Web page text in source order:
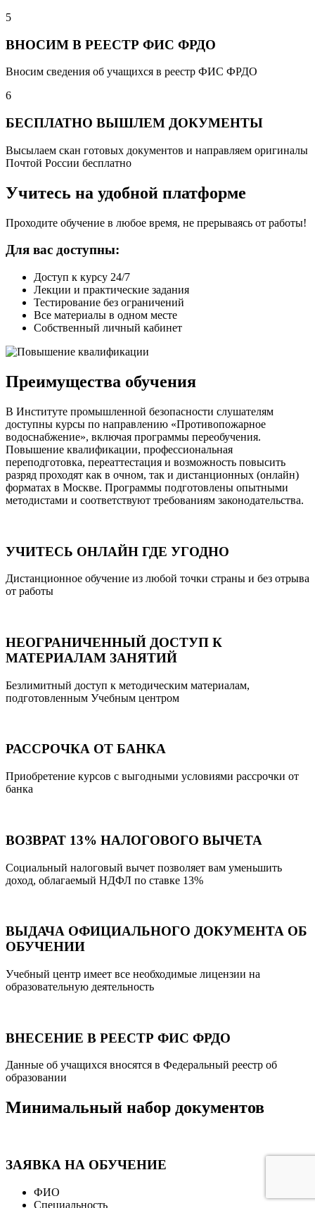
5
ВНОСИМ В РЕЕСТР ФИС ФРДО
Вносим сведения об учащихся в реестр ФИС ФРДО
6
БЕСПЛАТНО ВЫШЛЕМ ДОКУМЕНТЫ
Высылаем скан готовых документов и направляем оригиналы
Почтой России бесплатно
Учитесь на удобной платформе
Проходите обучение в любое время, не прерываясь от работы!
Для вас доступны:
Доступ к курсу 24/7
Лекции и практические задания
Тестирование без ограничений
Все материалы в одном месте
Собственный личный кабинет
Преимущества обучения
В Институте промышленной безопасности слушателям
доступны курсы по направлению «Противопожарное
водоснабжение», включая программы переобучения.
Повышение квалификации, профессиональная
переподготовка, переаттестация и возможность повысить
разряд проходят как в очном, так и дистанционных (онлайн)
форматах в Москве. Программы подготовлены опытными
методистами и соответствуют требованиям законодательства.
УЧИТЕСЬ ОНЛАЙН ГДЕ УГОДНО
Дистанционное обучение из любой точки страны и без отрыва
от работы
НЕОГРАНИЧЕННЫЙ ДОСТУП К
МАТЕРИАЛАМ ЗАНЯТИЙ
Безлимитный доступ к методическим материалам,
подготовленным Учебным центром
РАССРОЧКА ОТ БАНКА
Приобретение курсов с выгодными условиями рассрочки от
банка
ВОЗВРАТ 13% НАЛОГОВОГО ВЫЧЕТА
Социальный налоговый вычет позволяет вам уменьшить
доход, облагаемый НДФЛ по ставке 13%
ВЫДАЧА ОФИЦИАЛЬНОГО ДОКУМЕНТА ОБ
ОБУЧЕНИИ
Учебный центр имеет все необходимые лицензии на
образовательную деятельность
ВНЕСЕНИЕ В РЕЕСТР ФИС ФРДО
Данные об учащихся вносятся в Федеральный реестр об
образовании
Минимальный набор документов
ЗАЯВКА НА ОБУЧЕНИЕ
ФИО
Специальность